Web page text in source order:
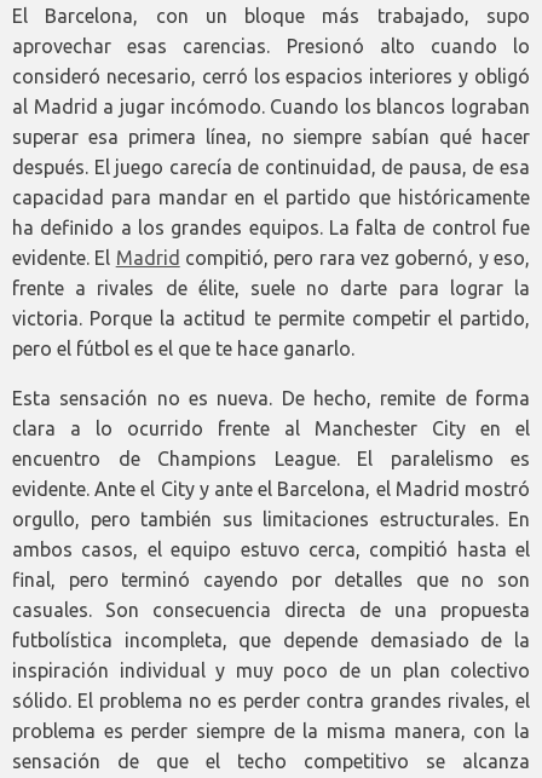
El Barcelona, con un bloque más trabajado, supo
aprovechar esas carencias. Presionó alto cuando lo
consideró necesario, cerró los espacios interiores y obligó
al Madrid a jugar incómodo. Cuando los blancos lograban
superar esa primera línea, no siempre sabían qué hacer
después. El juego carecía de continuidad, de pausa, de esa
capacidad para mandar en el partido que históricamente
ha definido a los grandes equipos. La falta de control fue
evidente. El Madrid compitió, pero rara vez gobernó, y eso,
frente a rivales de élite, suele no darte para lograr la
victoria. Porque la actitud te permite competir el partido,
pero el fútbol es el que te hace ganarlo.
Esta sensación no es nueva. De hecho, remite de forma
clara a lo ocurrido frente al Manchester City en el
encuentro de Champions League. El paralelismo es
evidente. Ante el City y ante el Barcelona, el Madrid mostró
orgullo, pero también sus limitaciones estructurales. En
ambos casos, el equipo estuvo cerca, compitió hasta el
final, pero terminó cayendo por detalles que no son
casuales. Son consecuencia directa de una propuesta
futbolística incompleta, que depende demasiado de la
inspiración individual y muy poco de un plan colectivo
sólido. El problema no es perder contra grandes rivales, el
problema es perder siempre de la misma manera, con la
sensación de que el techo competitivo se alcanza